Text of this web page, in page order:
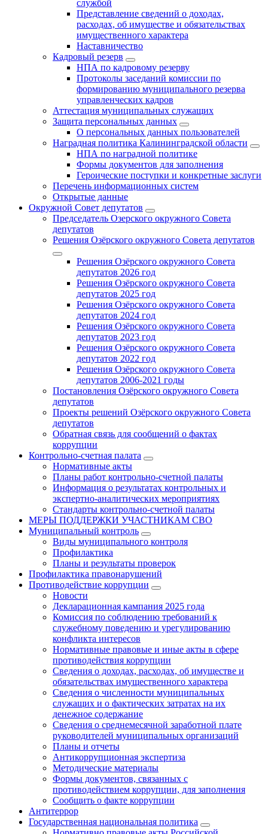
службой
Представление сведений о доходах,
расходах, об имуществе и обязательствах
имущественного характера
Наставничество
Кадровый резерв
НПА по кадровому резерву
Протоколы заседаний комиссии по
формированию муниципального резерва
управленческих кадров
Аттестация муниципальных служащих
Защита персональных данных
О персональных данных пользователей
Наградная политика Калининградской области
НПА по наградной политике
Формы документов для заполнения
Героические поступки и конкретные заслуги
Перечень информационных систем
Открытые данные
Окружной Совет депутатов
Председатель Озерского окружного Совета
депутатов
Решения Озёрского окружного Совета депутатов
Решения Озёрского окружного Совета
депутатов 2026 год
Решения Озёрского окружного Совета
депутатов 2025 год
Решения Озёрского окружного Совета
депутатов 2024 год
Решения Озёрского окружного Совета
депутатов 2023 год
Решения Озёрского окружного Совета
депутатов 2022 год
Решения Озёрского окружного Совета
депутатов 2006-2021 годы
Постановления Озёрского окружного Совета
депутатов
Проекты решений Озёрского окружного Совета
депутатов
Обратная связь для сообщений о фактах
коррупции
Контрольно-счетная палата
Нормативные акты
Планы работ контрольно-счетной палаты
Информация о результатах контрольных и
экспертно-аналитических мероприятиях
Стандарты контрольно-счетной палаты
МЕРЫ ПОДДЕРЖКИ УЧАСТНИКАМ СВО
Муниципальный контроль
Виды муниципального контроля
Профилактика
Планы и результаты проверок
Профилактика правонарушений
Противодействие коррупции
Новости
Декларационная кампания 2025 года
Комиссия по соблюдению требований к
служебному поведению и урегулированию
конфликта интересов
Нормативные правовые и иные акты в сфере
противодействия коррупции
Сведения о доходах, расходах, об имуществе и
обязательствах имущественного характера
Сведения о численности муниципальных
служащих и о фактических затратах на их
денежное содержание
Сведения о среднемесячной заработной плате
руководителей муниципальных организаций
Планы и отчеты
Антикоррупционная экспертиза
Методические материалы
Формы документов, связанных с
противодействием коррупции, для заполнения
Сообщить о факте коррупции
Антитеррор
Государственная национальная политика